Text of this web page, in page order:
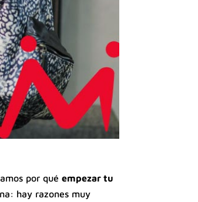
por quéempezar tu
hay razones muy